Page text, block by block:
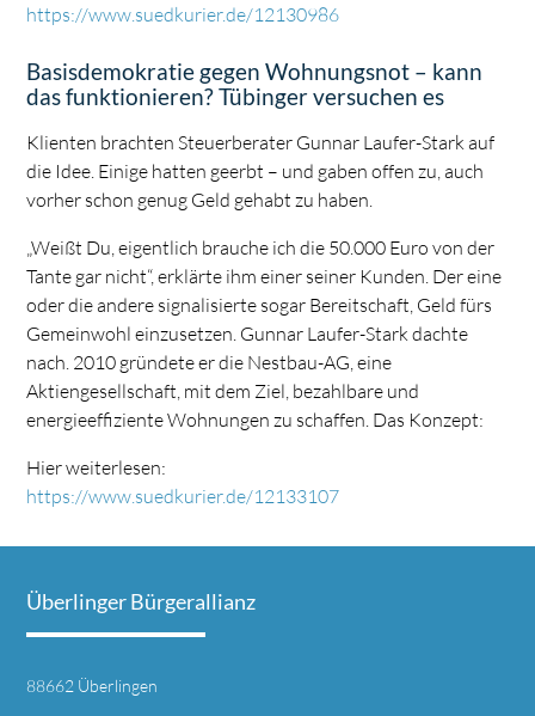
https://www.suedkurier.de/12130986
Basisdemokratie gegen Wohnungsnot – kann
das funktionieren? Tübinger versuchen es
Klienten brachten Steuerberater Gunnar Laufer-Stark auf
die Idee. Einige hatten geerbt – und gaben offen zu, auch
vorher schon genug Geld gehabt zu haben.
„Weißt Du, eigentlich brauche ich die 50.000 Euro von der
Tante gar nicht“, erklärte ihm einer seiner Kunden. Der eine
oder die andere signalisierte sogar Bereitschaft, Geld fürs
Gemeinwohl einzusetzen. Gunnar Laufer-Stark dachte
nach. 2010 gründete er die Nestbau-AG, eine
Aktiengesellschaft, mit dem Ziel, bezahlbare und
energieeffiziente Wohnungen zu schaffen. Das Konzept:
Hier weiterlesen:
https://www.suedkurier.de/12133107
Überlinger Bürgerallianz
88662 Überlingen